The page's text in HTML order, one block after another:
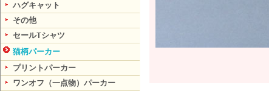
ハグキャット
その他
セールTシャツ
猫柄パーカー
プリントパーカー
ワンオフ（一点物）パーカー